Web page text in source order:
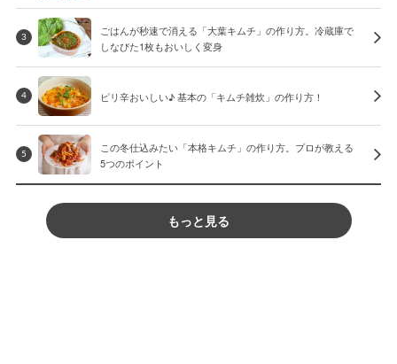
3
ごはんが秒速で消える「大葉キムチ」の作り方。冷蔵庫で
しなびた1枚もおいしく変身
4 ピリ辛おいしい♪ 基本の「キムチ雑炊」の作り方！
5
この冬仕込みたい「本格キムチ」の作り方。プロが教える
5つのポイント
もっと見る